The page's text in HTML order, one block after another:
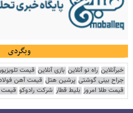
وبگردی
خبرآنلاین راه نو آنلاین بازی آنلاین قیمت
جراح بینی گوشتی پرشین هتل قیمت آهن فولاد
قیمت طلا امروز بلیط قطار شرکت رادوکو قیمت